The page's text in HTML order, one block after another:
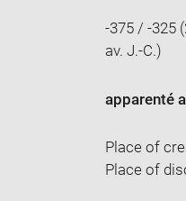
-375 / -325
av. J.-C.)
apparenté
Place of
Place of